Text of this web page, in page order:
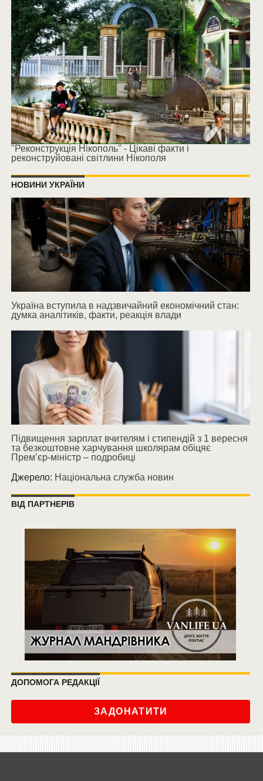
"Реконструкція Нікополь" - Цікаві факти і
реконструйовані світлини Нікополя
НОВИНИ УКРАЇНИ
Україна вступила в надзвичайний економічний стан:
думка аналітиків, факти, реакція влади
Підвищення зарплат вчителям і стипендій з 1 вересня
та безкоштовне харчування школярам обіцяє
Прем’єр-міністр – подробиці
Джерело: Національна служба новин
ВІД ПАРТНЕРІВ
ДОПОМОГА РЕДАКЦІЇ
ЗАДОНАТИТИ